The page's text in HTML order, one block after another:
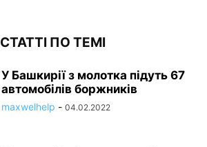
СТАТТІ ПО ТЕМІ
У Башкирії з молотка підуть 67
автомобілів боржників
maxwelhelp - 04.02.2022